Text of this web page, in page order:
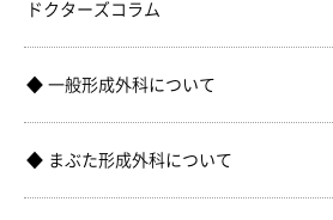
ドクターズコラム
一般形成外科について
まぶた形成外科について